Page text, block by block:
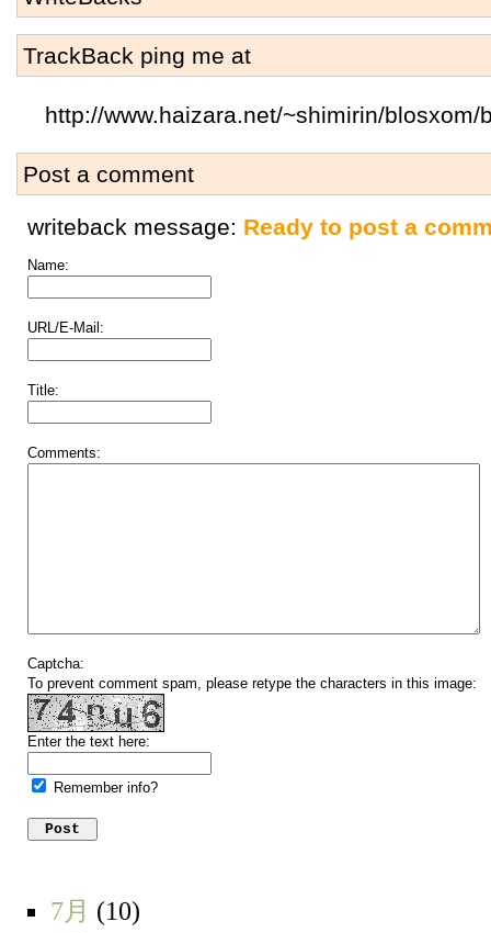
TrackBack ping me at
http://www.haizara.net/~shimirin/
Post a comment
writeback message: Ready to post a
Name:
URL/E-Mail:
Title:
Comments:
Captcha:
To prevent comment spam, please retype the characters in this image:
Enter the text here:
Remember info?
7月 (10)